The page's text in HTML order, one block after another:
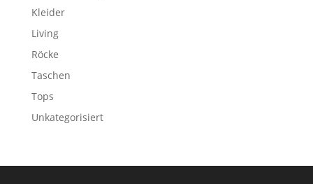
Kleider
Living
Röcke
Taschen
Tops
Unkategorisiert